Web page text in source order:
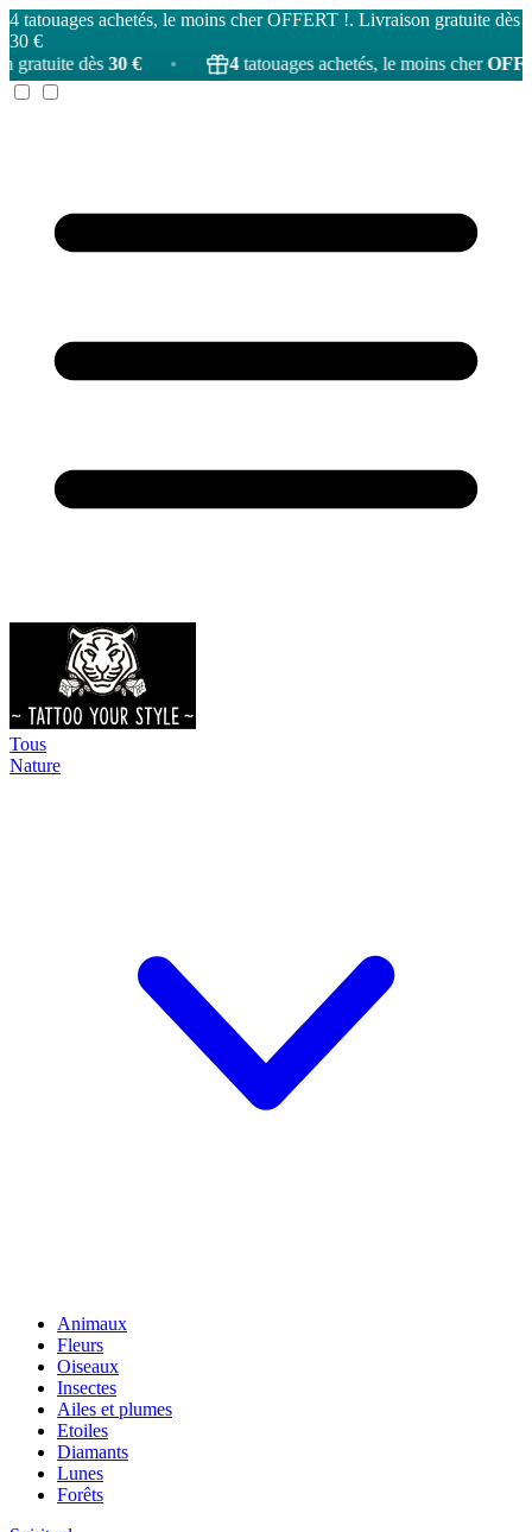
4 tatouages achetés, le moins cher OFFERT !. Livraison gratuite dès
30 €
30 €
• 4tatouages achetés, le moins cher OFFERT! •
Tous
Nature
Animaux
Fleurs
Oiseaux
Insectes
Ailes et plumes
Etoiles
Diamants
Lunes
Forêts